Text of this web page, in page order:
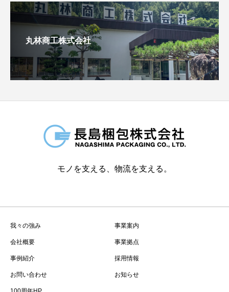
丸林商工株式会社
モノを支える、物流を支える。
我々の強み 事業案内
会社概要 事業拠点
事例紹介 採用情報
お問い合わせ お知らせ